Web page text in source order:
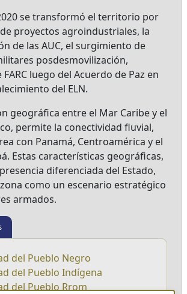
se transformó el territorio por
proyectos agroindustriales, la
de las AUC, el surgimiento de
posdesmovilización,
luego del Acuerdo de Paz en
del ELN.
geográfica entre el Mar Caribe y el
permite la conectividad fluvial,
con Panamá, Centroamérica y el
Estas características geográficas,
diferenciada del Estado,
como un escenario estratégico
armados.
del Pueblo Negro
del Pueblo Indígena
del Pueblo Rrom